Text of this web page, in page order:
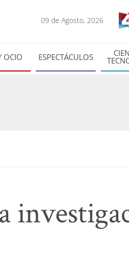
09 de Agosto, 2026
OCIO ESPECTÁCULOS